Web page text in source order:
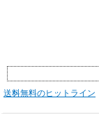
送料無料のヒットライン